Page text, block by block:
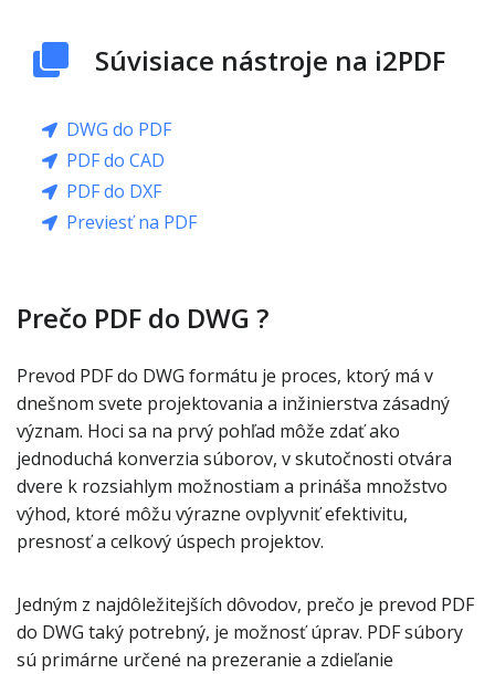
Súvisiace nástroje na i2PDF
DWG do PDF
PDF do CAD
PDF do DXF
Previesť na PDF
Prečo PDF do DWG ?
Prevod PDF do DWG formátu je proces, ktorý má v
dnešnom svete projektovania a inžinierstva zásadný
význam. Hoci sa na prvý pohľad môže zdať ako
jednoduchá konverzia súborov, v skutočnosti otvára
dvere k rozsiahlym možnostiam a prináša množstvo
výhod, ktoré môžu výrazne ovplyvniť efektivitu,
presnosť a celkový úspech projektov.
Jedným z najdôležitejších dôvodov, prečo je prevod PDF
do DWG taký potrebný, je možnosť úprav. PDF súbory
sú primárne určené na prezeranie a zdieľanie